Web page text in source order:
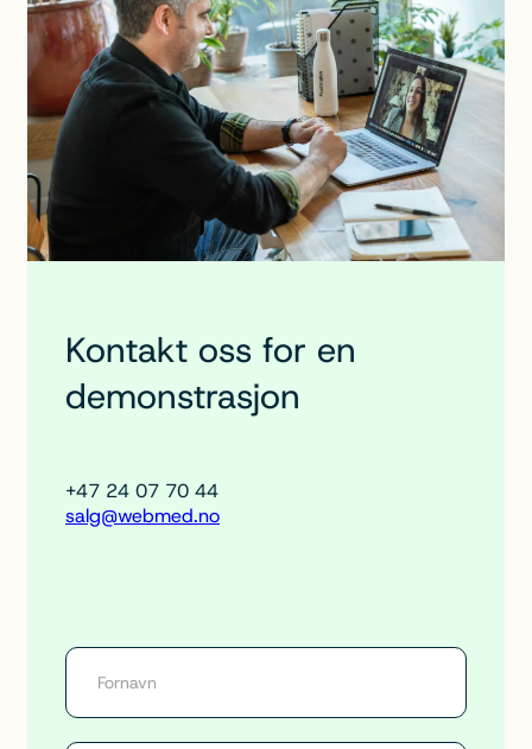
Kontakt oss for en
demonstrasjon
+47 24 07 70 44
salg@webmed.no
V
t